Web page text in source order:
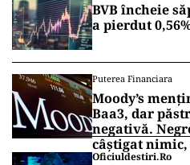
BVB încheie
a pierdut
Puterea Financiara
Moody’s
Baa3, dar
negativă.
câștigat
Oficiuldestiri.ro